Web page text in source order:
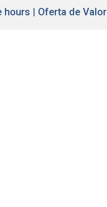
hours | Oferta de Valor